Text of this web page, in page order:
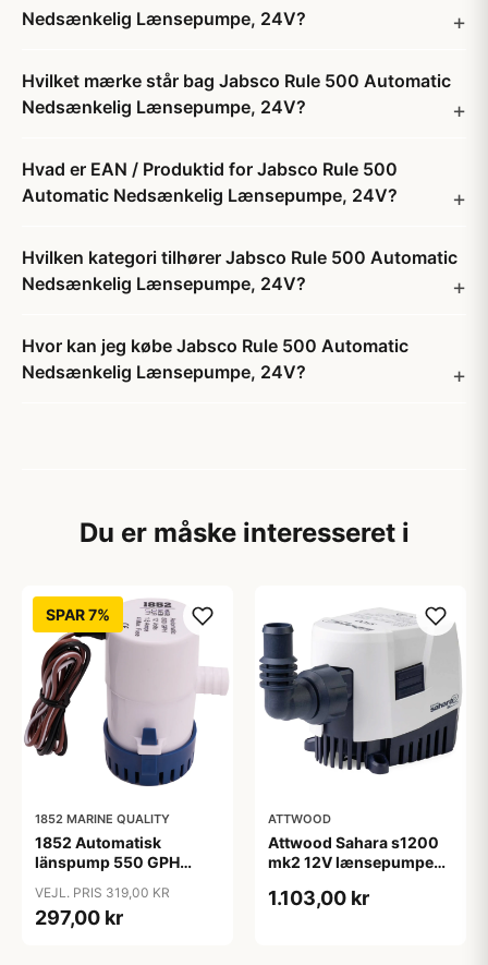
Nedsænkelig Lænsepumpe, 24V?
Hvilket mærke står bag Jabsco Rule 500 Automatic
Nedsænkelig Lænsepumpe, 24V?
Hvad er EAN / Produktid for Jabsco Rule 500
Automatic Nedsænkelig Lænsepumpe, 24V?
Hvilken kategori tilhører Jabsco Rule 500 Automatic
Nedsænkelig Lænsepumpe, 24V?
Hvor kan jeg købe Jabsco Rule 500 Automatic
Nedsænkelig Lænsepumpe, 24V?
Du er måske interesseret i
SPAR 7%
1852 MARINE QUALITY
1852 Automatisk
länspump 550 GPH
VEJL. PRIS 319,00 KR
297,00 kr
ATTWOOD
Attwood Sahara s1200
mk2 12V lænsepumpe
1.103,00 kr